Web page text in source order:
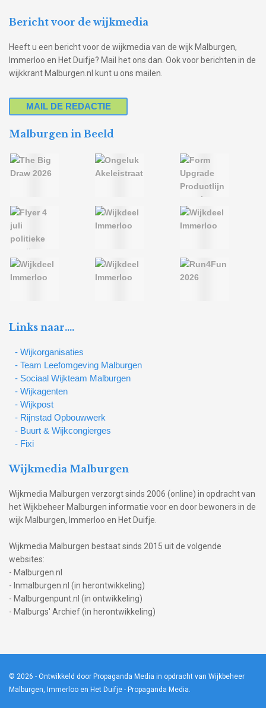
Bericht voor de wijkmedia
Heeft u een bericht voor de wijkmedia van de wijk Malburgen,
Immerloo en Het Duifje? Mail het ons dan. Ook voor berichten in de
wijkkrant Malburgen.nl kunt u ons mailen.
MAIL DE REDACTIE
Malburgen in Beeld
Links naar….
- Wijkorganisaties
- Team Leefomgeving Malburgen
- Sociaal Wijkteam Malburgen
- Wijkagenten
- Wijkpost
- Rijnstad Opbouwwerk
- Buurt & Wijkcongierges
- Fixi
Wijkmedia Malburgen
Wijkmedia Malburgen verzorgt sinds 2006 (online) in opdracht van
het Wijkbeheer Malburgen informatie voor en door bewoners in de
wijk Malburgen, Immerloo en Het Duifje.
Wijkmedia Malburgen bestaat sinds 2015 uit de volgende
websites:
- Malburgen.nl
- Inmalburgen.nl (in herontwikkeling)
- Malburgenpunt.nl (in ontwikkeling)
- Malburgs' Archief (in herontwikkeling)
© 2026 - Ontwikkeld door Propaganda Media in opdracht van Wijkbeheer
Malburgen, Immerloo en Het Duifje - Propaganda Media.